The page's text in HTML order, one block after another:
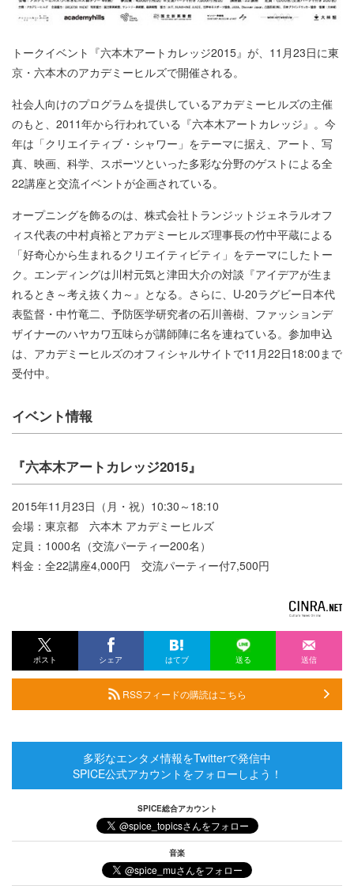
トークイベント『六本木アートカレッジ2015』が、11月23日に東
京・六本木のアカデミーヒルズで開催される。
社会人向けのプログラムを提供しているアカデミーヒルズの主催
のもと、2011年から行われている『六本木アートカレッジ』。今
年は「クリエイティブ・シャワー」をテーマに据え、アート、写
真、映画、科学、スポーツといった多彩な分野のゲストによる全
22講座と交流イベントが企画されている。
オープニングを飾るのは、株式会社トランジットジェネラルオフ
ィス代表の中村貞裕とアカデミーヒルズ理事長の竹中平蔵による
「好奇心から生まれるクリエイティビティ」をテーマにしたトー
ク。エンディングは川村元気と津田大介の対談『アイデアが生ま
れるとき～考え抜く力～』となる。さらに、U-20ラグビー日本代
表監督・中竹竜二、予防医学研究者の石川善樹、ファッションデ
ザイナーのハヤカワ五味らが講師陣に名を連ねている。参加申込
は、アカデミーヒルズのオフィシャルサイトで11月22日18:00まで
受付中。
イベント情報
『六本木アートカレッジ2015』
2015年11月23日（月・祝）10:30～18:10
会場：東京都 六本木 アカデミーヒルズ
定員：1000名（交流パーティー200名）
料金：全22講座4,000円 交流パーティー付7,500円
ポスト シェア はてブ 送る 送信
RSSフィードの購読はこちら
多彩なエンタメ情報をTwitterで発信中
SPICE公式アカウントをフォローしよう！
SPICE総合アカウント
音楽